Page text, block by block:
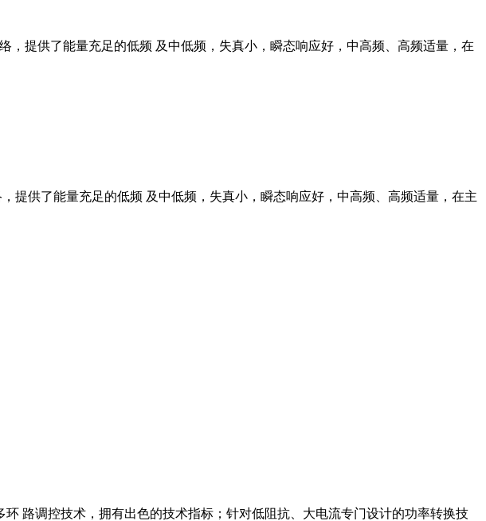
提供了能量充足的低频 及中低频，失真小，瞬态响应好，中高频、高频适量，在
提供了能量充足的低频 及中低频，失真小，瞬态响应好，中高频、高频适量，在主
路调控技术，拥有出色的技术指标；针对低阻抗、大电流专门设计的功率转换技